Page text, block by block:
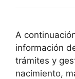
A
información
trámites y
nacimiento,